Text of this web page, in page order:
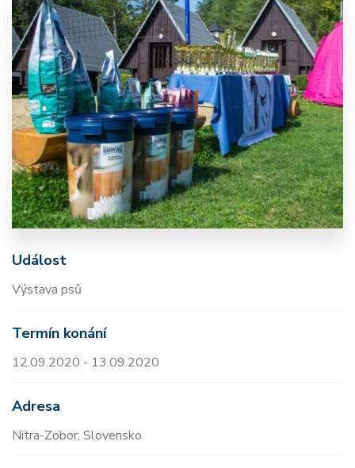
Událost
Výstava psů
Termín konání
12.09.2020 - 13.09.2020
Adresa
Nitra-Zobor, Slovensko